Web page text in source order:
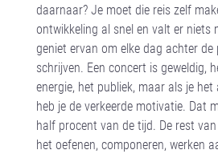
daarnaar? Je moet die reis zelf
ontwikkeling al snel en valt er niets
geniet ervan om elke dag achter
schrijven. Een concert is geweldig,
energie, het publiek, maar als je
heb je de verkeerde motivatie. Dat
half procent van de tijd. De rest
het oefenen, componeren, werken